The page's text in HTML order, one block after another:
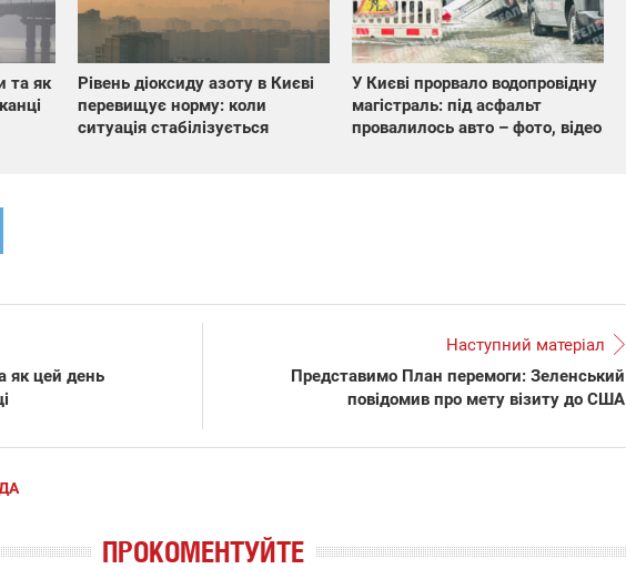
та як
Рівень діоксиду азоту в Києві
перевищує норму: коли
ситуація стабілізується
У Києві прорвало водопровідну
магістраль: під асфальт
провалилось авто – фото, відео
як цей день
Наступний матеріал
Представимо План перемоги: Зеленський
повідомив про мету візиту до США
ПРОКОМЕНТУЙТЕ